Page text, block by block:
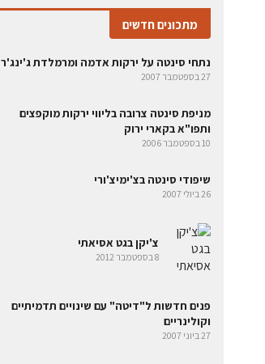
מתכונים חדשים
נתחי סינטה על ירקות אדמה ומרמלדת ג'ינג'ר
27 בספטמבר 2007
מניפת סינטה צרובה בליווי ירקות מוקפצים
ותפו"א בקארי ירוק
10 בספטמבר 2006
שיפודי סינטה בצ'ימיצ'ורי
26 ביולי 2007
צ'יקן בגט אסיאתי
8 בספטמבר 2012
פנים חדשות ל"דיטה" עם שינויים תדמיתיים
וקולינריים
27 ביוני 2007